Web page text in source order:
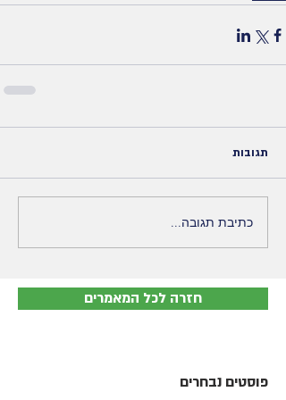
תגובות
כתיבת תגובה...
חזרה לכל המאמרים
פוסטים נבחרים